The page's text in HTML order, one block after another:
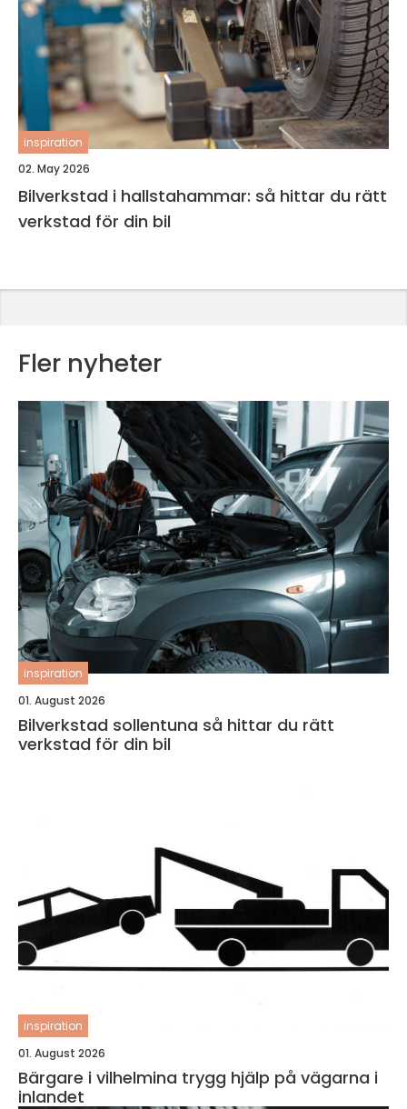
inspiration
02. May 2026
Bilverkstad i hallstahammar: så hittar du rätt
verkstad för din bil
Fler nyheter
inspiration
01. August 2026
Bilverkstad sollentuna så hittar du rätt
verkstad för din bil
inspiration
01. August 2026
Bärgare i vilhelmina trygg hjälp på vägarna i
inlandet